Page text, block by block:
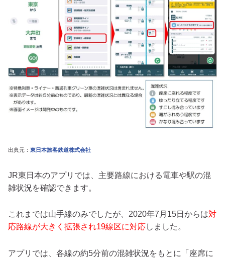
出典元： 東日本旅客鉄道株式会社
JR東日本のアプリでは、主要路線における電車や駅の混
雑状況を確認できます。
これまでは山手線のみでしたが、2020年7月15日からは対
応路線が大きく拡張され19線区に対応しました。
アプリでは、各線の約5分前の混雑状況をもとに「座席に